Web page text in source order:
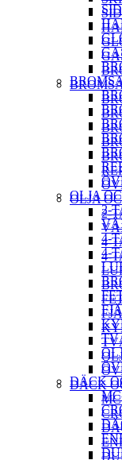
OLJA
2-
4-
4-
DÄCK
OLJA
2-
4-
4-
DÄCK